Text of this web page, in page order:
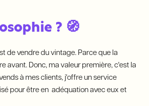
? 🧭
de vendre du vintage. Parce que la
avant. Donc, ma valeur première, c'est la
à mes clients, j'offre un service
pour être en adéquation avec eux et